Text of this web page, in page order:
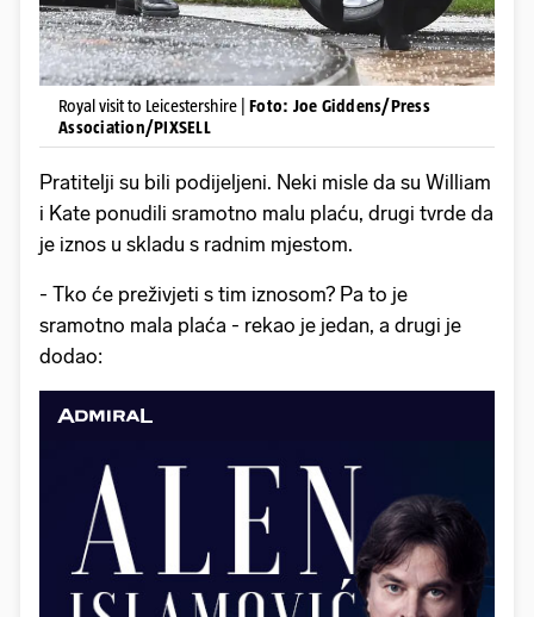
Royal visit to Leicestershire | Foto: Joe Giddens/Press
Association/PIXSELL
Pratitelji su bili podijeljeni. Neki misle da su William
i Kate ponudili sramotno malu plaću, drugi tvrde da
je iznos u skladu s radnim mjestom.
- Tko će preživjeti s tim iznosom? Pa to je
sramotno mala plaća - rekao je jedan, a drugi je
dodao: